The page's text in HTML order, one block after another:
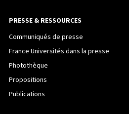
PRESSE & RESSOURCES
Communiqués de presse
France Universités dans la presse
Photothèque
Propositions
Publications